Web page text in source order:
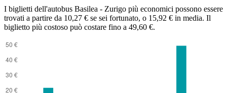
I biglietti dell'autobus Basilea - Zurigo più economici possono essere
trovati a partire da 10,27 € se sei fortunato, o 15,92 € in media. Il
biglietto più costoso può costare fino a 49,60 €.